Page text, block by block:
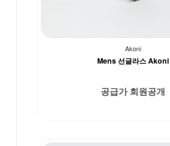
Akoni
Mens 선글라스 Akoni
공급가 회원공개